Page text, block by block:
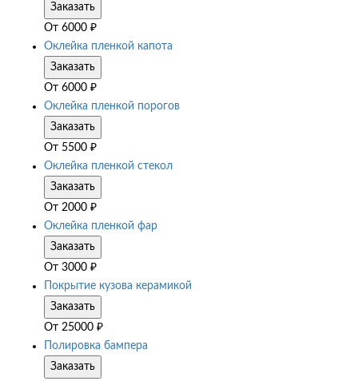
Заказать
От 6000 ₽
Оклейка пленкой капота
Заказать
От 6000 ₽
Оклейка пленкой порогов
Заказать
От 5500 ₽
Оклейка пленкой стекол
Заказать
От 2000 ₽
Оклейка пленкой фар
Заказать
От 3000 ₽
Покрытие кузова керамикой
Заказать
От 25000 ₽
Полировка бампера
Заказать